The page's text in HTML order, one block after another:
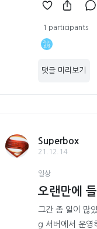
1 participants
댓글 미리보기
Superbox
21.12.14
일상
오랜만에
그간 좀 일이 많
g 서버에서 운영